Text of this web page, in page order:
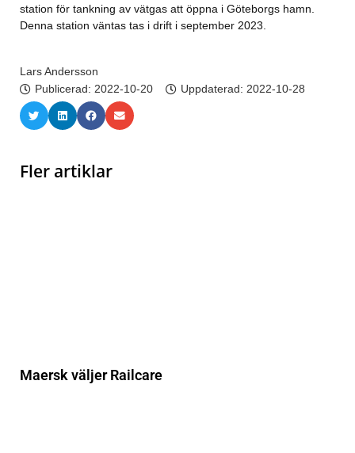
station för tankning av vätgas att öppna i Göteborgs hamn.
Denna station väntas tas i drift i september 2023.
Lars Andersson
Publicerad: 2022-10-20 Uppdaterad: 2022-10-28
Fler artiklar
Maersk väljer Railcare